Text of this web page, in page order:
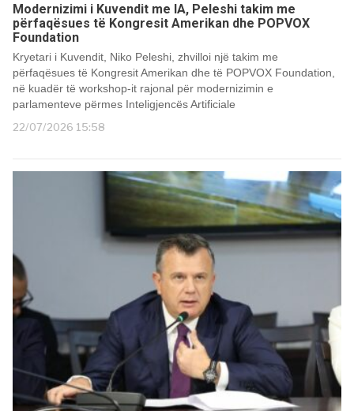
Modernizimi i Kuvendit me IA, Peleshi takim me
përfaqësues të Kongresit Amerikan dhe POPVOX
Foundation
Kryetari i Kuvendit, Niko Peleshi, zhvilloi një takim me
përfaqësues të Kongresit Amerikan dhe të POPVOX Foundation,
në kuadër të workshop-it rajonal për modernizimin e
parlamenteve përmes Inteligjencës Artificiale
22/07/2026 15:58